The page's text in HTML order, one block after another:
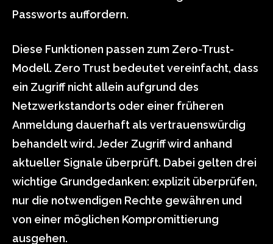
Passworts auffordern.
Diese Funktionen passen zum Zero-Trust-
Modell. Zero Trust bedeutet vereinfacht, dass
ein Zugriff nicht allein aufgrund des
Netzwerkstandorts oder einer früheren
Anmeldung dauerhaft als vertrauenswürdig
behandelt wird. Jeder Zugriff wird anhand
aktueller Signale überprüft. Dabei gelten drei
wichtige Grundgedanken: explizit überprüfen,
nur die notwendigen Rechte gewähren und
von einer möglichen Kompromittierung
ausgehen.